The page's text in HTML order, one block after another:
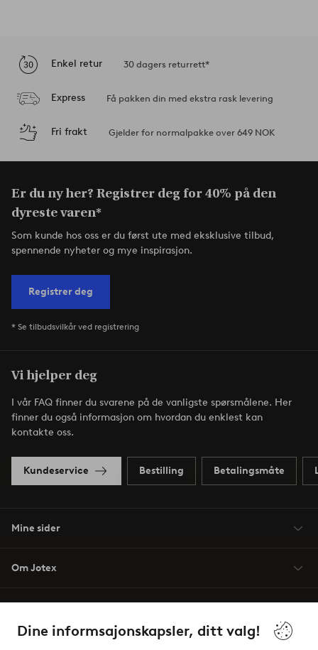
Dine informsajonskapsler, ditt valg!
Enkel retur 30 dagers returrett*
Express Få pakken din med ekstra rask levering
Fri frakt Gjelder for normalpakke over 649 NOK
Er du ny her? Registrer deg for 40% på den
dyreste varen*
Som kunde hos oss er du først ute med eksklusive tilbud,
spennende nyheter og mye inspirasjon.
Registrer deg
* Se tilbudsvilkår ved registrering
Vi hjelper deg
I vår FAQ finner du svarene på de vanligste spørsmålene. Her
finner du også informasjon om hvordan du enklest kan
kontakte oss.
Kundeservice Bestilling Betalingsmåte
Mine sider
Om Jotex